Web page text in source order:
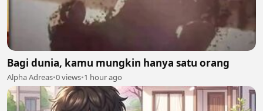
Bagi dunia, kamu mungkin hanya satu orang
Alpha Adreas•0 views•1 hour ago